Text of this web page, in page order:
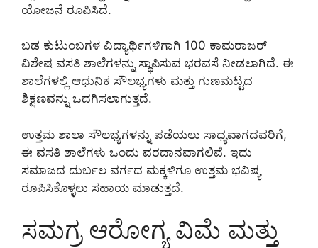
ಯೋಜನೆ ರೂಪಿಸಿದೆ.
ಬಡ ಕುಟುಂಬಗಳ ವಿದ್ಯಾರ್ಥಿಗಳಿಗಾಗಿ 100 ಕಾಮರಾಜರ್
ವಿಶೇಷ ವಸತಿ ಶಾಲೆಗಳನ್ನು ಸ್ಥಾಪಿಸುವ ಭರವಸೆ ನೀಡಲಾಗಿದೆ. ಈ
ಶಾಲೆಗಳಲ್ಲಿ ಆಧುನಿಕ ಸೌಲಭ್ಯಗಳು ಮತ್ತು ಗುಣಮಟ್ಟದ
ಶಿಕ್ಷಣವನ್ನು ಒದಗಿಸಲಾಗುತ್ತದೆ.
ಉತ್ತಮ ಶಾಲಾ ಸೌಲಭ್ಯಗಳನ್ನು ಪಡೆಯಲು ಸಾಧ್ಯವಾಗದವರಿಗೆ,
ಈ ವಸತಿ ಶಾಲೆಗಳು ಒಂದು ವರದಾನವಾಗಲಿವೆ. ಇದು
ಸಮಾಜದ ದುರ್ಬಲ ವರ್ಗದ ಮಕ್ಕಳಿಗೂ ಉತ್ತಮ ಭವಿಷ್ಯ
ರೂಪಿಸಿಕೊಳ್ಳಲು ಸಹಾಯ ಮಾಡುತ್ತದೆ.
ಸಮಗ್ರ ಆರೋಗ್ಯ ವಿಮೆ ಮತ್ತು